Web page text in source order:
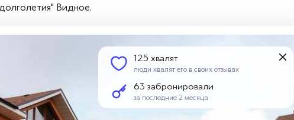
Видное.
125 хвалят
люди хвалят его в своих отзывах
63 забронировали
за последние 2 месяца